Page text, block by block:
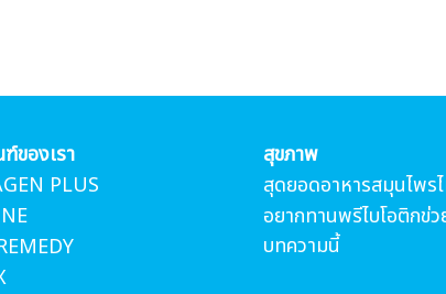
ของเรา
PLUS
สุขภาพ
สุดยอดอาหารสมุนไพร
อยากทานพรีไบโอติกข่ว
บทความนี้